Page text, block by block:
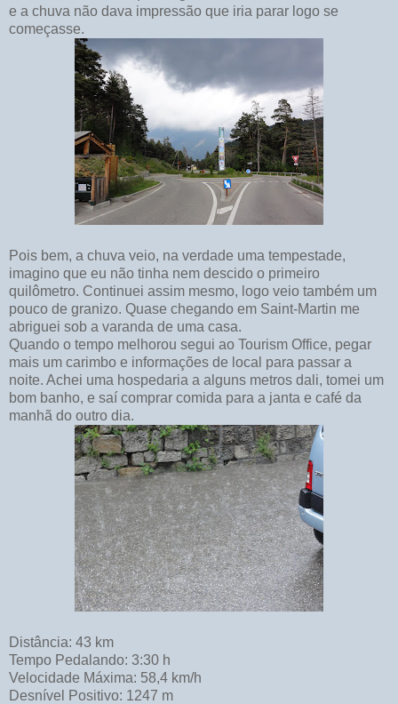
e a chuva não dava impressão que iria parar logo se
começasse.
Pois bem, a chuva veio, na verdade uma tempestade,
imagino que eu não tinha nem descido o primeiro
quilômetro. Continuei assim mesmo, logo veio também um
pouco de granizo. Quase chegando em Saint-Martin me
abriguei sob a varanda de uma casa.
Quando o tempo melhorou segui ao Tourism Office, pegar
mais um carimbo e informações de local para passar a
noite. Achei uma hospedaria a alguns metros dali, tomei um
bom banho, e saí comprar comida para a janta e café da
manhã do outro dia.
Distância: 43 km
Tempo Pedalando: 3:30 h
Velocidade Máxima: 58,4 km/h
Desnível Positivo: 1247 m